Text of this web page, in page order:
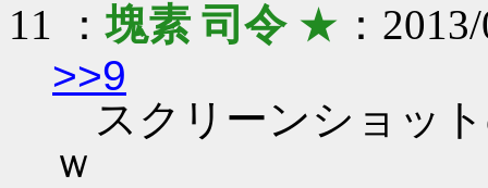
11 ：塊素 司令★ ：
>>9
スクリーンショッ
ｗ